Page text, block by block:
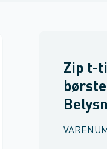
Zip t-